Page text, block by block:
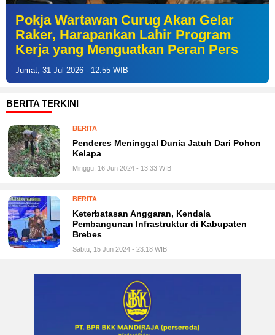
Pokja Wartawan Curug Akan Gelar
Raker, Harapankan Lahir Program
Kerja yang Menguatkan Peran Pers
Jumat, 31 Jul 2026 - 12:55 WIB
BERITA TERKINI
BERITA
Penderes Meninggal Dunia Jatuh Dari Pohon
Kelapa
Minggu, 16 Jun 2024 - 13:33 WIB
BERITA
Keterbatasan Anggaran, Kendala
Pembangunan Infrastruktur di Kabupaten
Brebes
Sabtu, 15 Jun 2024 - 23:18 WIB